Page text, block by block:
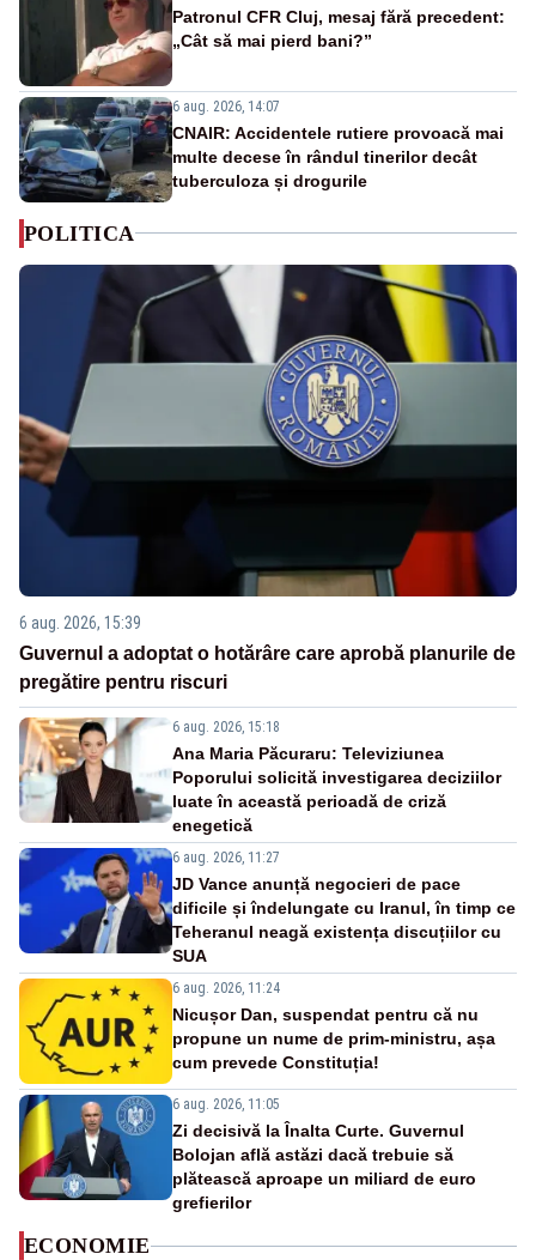
Patronul CFR Cluj, mesaj fără precedent:
„Cât să mai pierd bani?”
6 aug. 2026, 14:07
CNAIR: Accidentele rutiere provoacă mai
multe decese în rândul tinerilor decât
tuberculoza și drogurile
POLITICA
6 aug. 2026, 15:39
Guvernul a adoptat o hotărâre care aprobă planurile de
pregătire pentru riscuri
6 aug. 2026, 15:18
Ana Maria Păcuraru: Televiziunea
Poporului solicită investigarea deciziilor
luate în această perioadă de criză
enegetică
6 aug. 2026, 11:27
JD Vance anunță negocieri de pace
dificile și îndelungate cu Iranul, în timp ce
Teheranul neagă existența discuțiilor cu
SUA
6 aug. 2026, 11:24
Nicușor Dan, suspendat pentru că nu
propune un nume de prim-ministru, așa
cum prevede Constituția!
6 aug. 2026, 11:05
Zi decisivă la Înalta Curte. Guvernul
Bolojan află astăzi dacă trebuie să
plătească aproape un miliard de euro
grefierilor
ECONOMIE